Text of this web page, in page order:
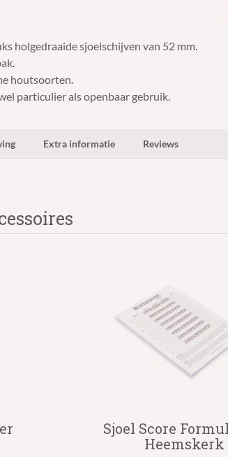
holgedraaide sjoelschijven van 52 mm.
houtsoorten.
particulier als openbaar gebruik.
Extra informatie Reviews
Sjoel Score
Heemskerk